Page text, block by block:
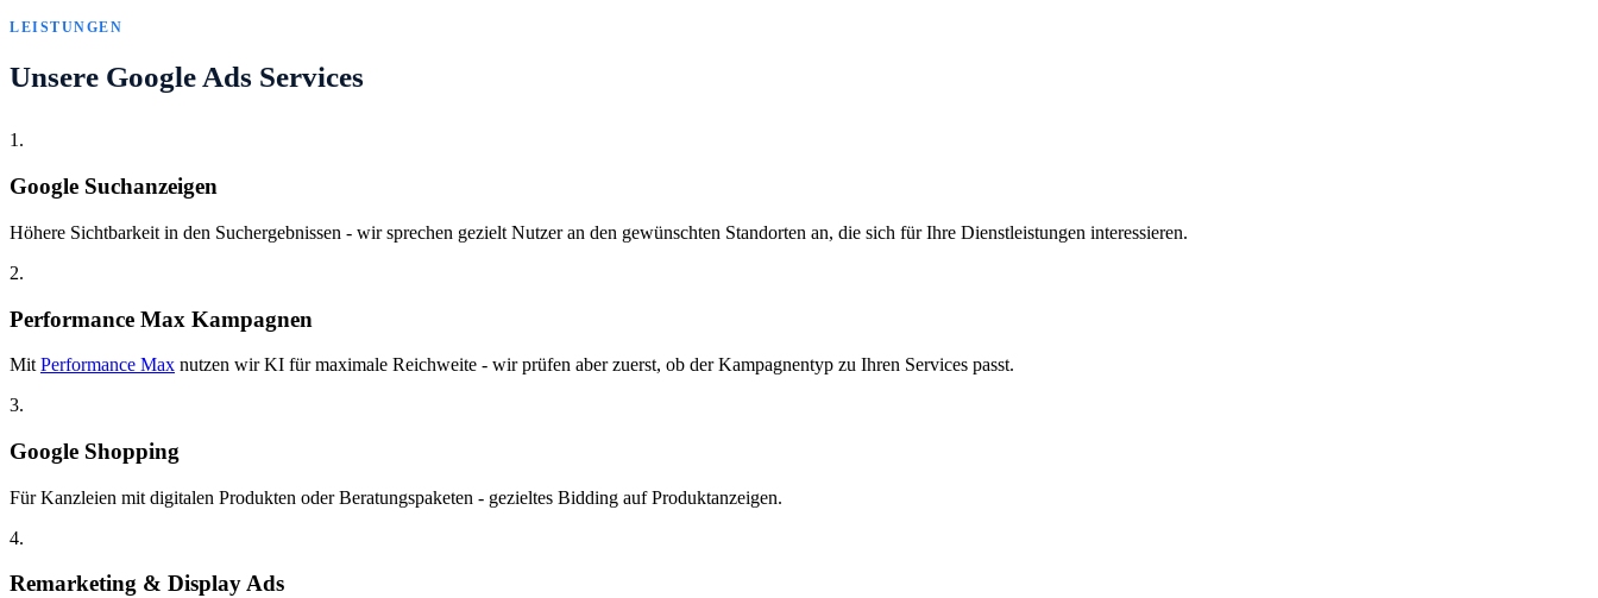
LEISTUNGEN
Unsere Google Ads Services
1.
Google Suchanzeigen
Höhere Sichtbarkeit in den Suchergebnissen - wir sprechen gezielt Nutzer an den gewünschten Standorten an, die sich für Ihre Dienstleistungen interessieren.
2.
Performance Max Kampagnen
Mit Performance Max nutzen wir KI für maximale Reichweite - wir prüfen aber zuerst, ob der Kampagnentyp zu Ihren Services passt.
3.
Google Shopping
Für Kanzleien mit digitalen Produkten oder Beratungspaketen - gezieltes Bidding auf Produktanzeigen.
4.
Remarketing & Display Ads